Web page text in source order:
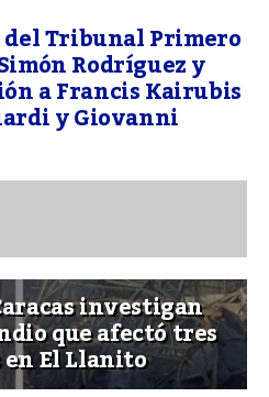
Tribunal Primero
Rodríguez y
a Francis Kairubis
y Giovanni
investigan
que afectó tres
El Llanito